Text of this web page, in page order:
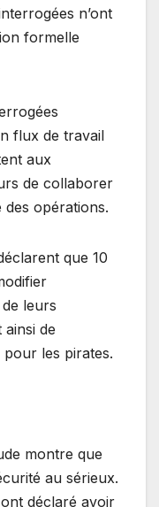
n’ont
formelle
flux de travail
aux
de collaborer
opérations.
que 10
leurs
de
pour les pirates.
montre que
au sérieux.
ont déclaré avoir